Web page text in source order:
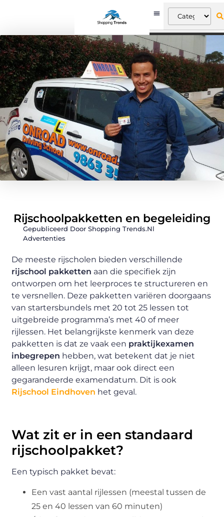
Rijschoolpakketten en begeleiding
Gepubliceerd Door Shopping Trends.nl
Advertenties
De meeste rijscholen bieden verschillende
rijschool pakketten aan die specifiek zijn
ontworpen om het leerproces te structureren en
te versnellen. Deze pakketten variëren doorgaans
van startersbundels met 20 tot 25 lessen tot
uitgebreide programma’s met 40 of meer
rijlessen. Het belangrijkste kenmerk van deze
pakketten is dat ze vaak een praktijkexamen
inbegrepen hebben, wat betekent dat je niet
alleen lesuren krijgt, maar ook direct een
gegarandeerde examendatum. Dit is ook
Rijschool Eindhoven het geval.
Wat zit er in een standaard
rijschoolpakket?
Een typisch pakket bevat:
Een vast aantal rijlessen (meestal tussen de
25 en 40 lessen van 60 minuten)